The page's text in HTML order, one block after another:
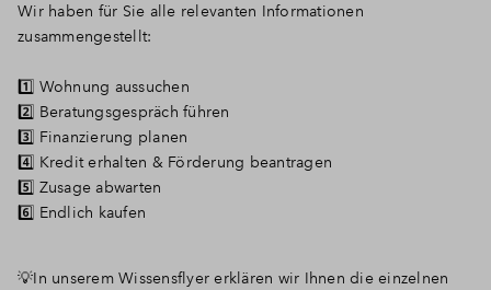
Wir haben für Sie alle relevanten Informationen
zusammengestellt:
1️⃣ Wohnung aussuchen
2️⃣ Beratungsgespräch führen
3️⃣ Finanzierung planen
4️⃣ Kredit erhalten & Förderung beantragen
5️⃣ Zusage abwarten
6️⃣ Endlich kaufen
💡In unserem Wissensflyer erklären wir Ihnen die einzelnen